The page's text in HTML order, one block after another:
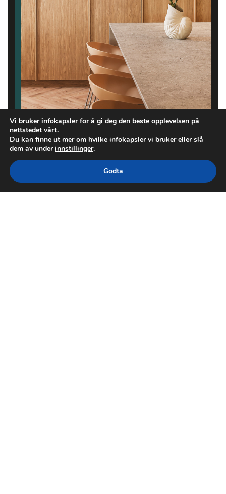
Vi bruker infokapsler for å gi deg den beste opplevelsen på
nettstedet vårt.
Du kan finne ut mer om hvilke infokapsler vi bruker eller slå
dem av underinnstillinger.
Godta